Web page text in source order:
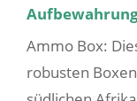
Ammo Box:
robusten